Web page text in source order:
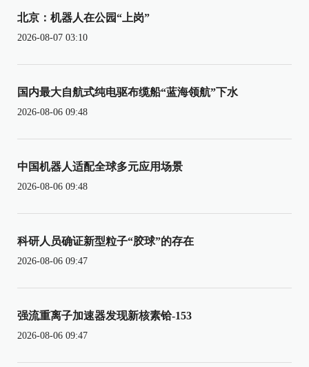
北京：机器人在公园“上岗”
2026-08-07 03:10
国内最大自航式纯电驱布缆船“蓝海领航”下水
2026-08-06 09:48
中国机器人适配全球多元应用场景
2026-08-06 09:48
科研人员确证新型粒子“胶球”的存在
2026-08-06 09:47
强流重离子加速器发现新核素铪-153
2026-08-06 09:47